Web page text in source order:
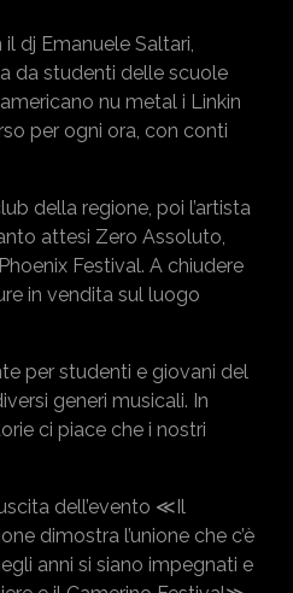
dj Emanuele Saltari,
da studenti delle scuole
nu metal i Linkin
per ogni ora, con conti
della regione, poi l’artista
attesi Zero Assoluto,
Festival. A chiudere
in vendita sul luogo
per studenti e giovani del
generi musicali. In
ci piace che i nostri
dell’evento ≪Il
dimostra l’unione che c’è
anni si siano impegnati e